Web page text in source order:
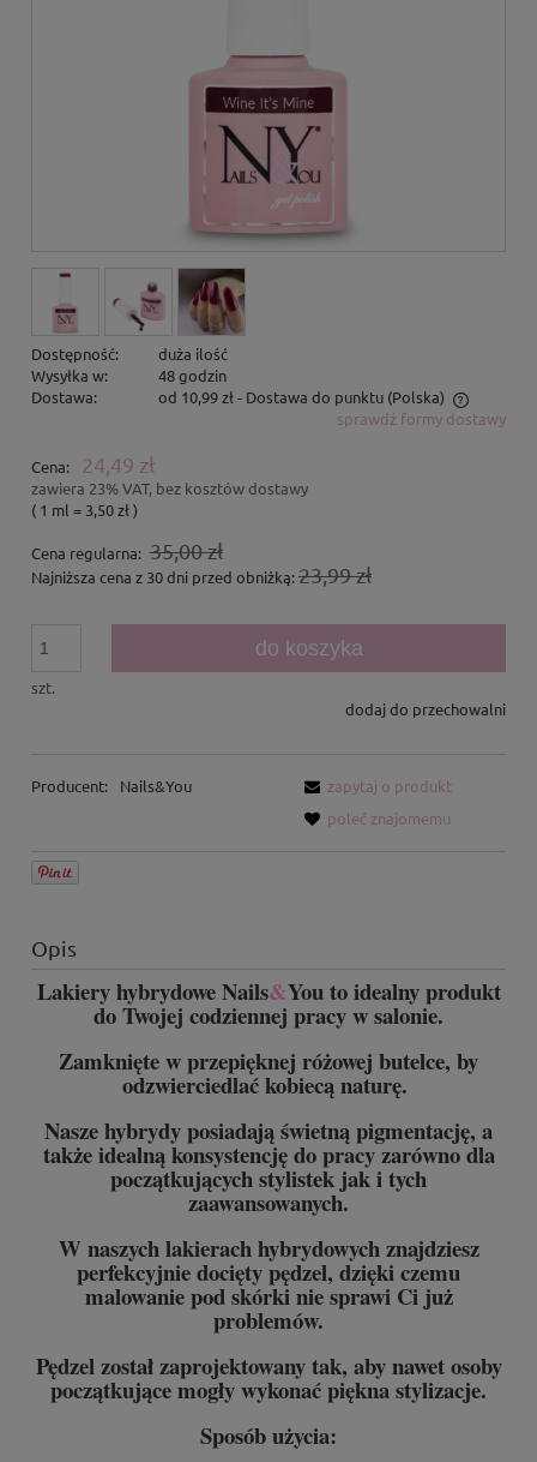
Dostępność:
duża ilość
Wysyłka w:
48 godzin
Dostawa:
od 10,99 zł - Dostawa do punktu (Polska)
Cena nie zawiera ewentualnych kosztów płatnościsprawdź formy dostawy
Cena: 24,49 zł
zawiera 23% VAT, bez kosztów dostawy
( 1 ml = 3,50 zł)
Cena regularna: 35,00 zł
Najniższa cena z 30 dni przed obniżką:23,99 zł
szt.
do koszyka
dodaj do przechowalni
Producent: Nails&You
zapytaj o produkt
poleć znajomemu
Opis
Lakiery hybrydowe Nails&You to idealny produkt
do Twojej codziennej pracy w salonie.
Zamknięte w przepięknej różowej butelce, by
odzwierciedlać kobiecą naturę.
Nasze hybrydy posiadają świetną pigmentację, a
także idealną konsystencję do pracy zarówno dla
początkujących stylistek jak i tych
zaawansowanych.
W naszych lakierach hybrydowych znajdziesz
perfekcyjnie docięty pędzel, dzięki czemu
malowanie pod skórki nie sprawi Ci już
problemów.
Pędzel został zaprojektowany tak, aby nawet osoby
początkujące mogły wykonać piękna stylizacje.
Sposób użycia: